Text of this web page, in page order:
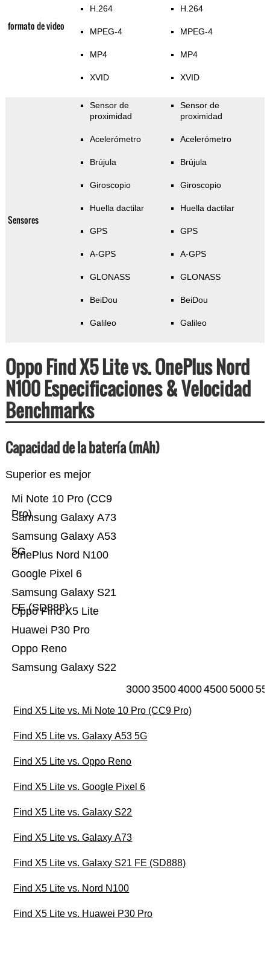
formato de video
H.264
MPEG-4
MP4
XVID
H.264
MPEG-4
MP4
XVID
Sensores
Sensor de
proximidad
Acelerómetro
Brújula
Giroscopio
Huella dactilar
GPS
A-GPS
GLONASS
BeiDou
Galileo
Sensor de
proximidad
Acelerómetro
Brújula
Giroscopio
Huella dactilar
GPS
A-GPS
GLONASS
BeiDou
Galileo
Oppo Find X5 Lite vs. OnePlus Nord
N100 Especificaciones & Velocidad
Benchmarks
Capacidad de la batería (mAh)
Superior es mejor
Samsung Galaxy S22
Oppo Reno
Huawei P30 Pro
Oppo Find X5 Lite
Samsung Galaxy S21
FE (SD888)
Google Pixel 6
OnePlus Nord N100
Samsung Galaxy A53
5G
Samsung Galaxy A73
Mi Note 10 Pro (CC9
Pro)
30003500400045005000
Find X5 Lite vs. Mi Note 10 Pro (CC9 Pro)
Find X5 Lite vs. Galaxy A53 5G
Find X5 Lite vs. Oppo Reno
Find X5 Lite vs. Google Pixel 6
Find X5 Lite vs. Galaxy S22
Find X5 Lite vs. Galaxy A73
Find X5 Lite vs. Galaxy S21 FE (SD888)
Find X5 Lite vs. Nord N100
Find X5 Lite vs. Huawei P30 Pro